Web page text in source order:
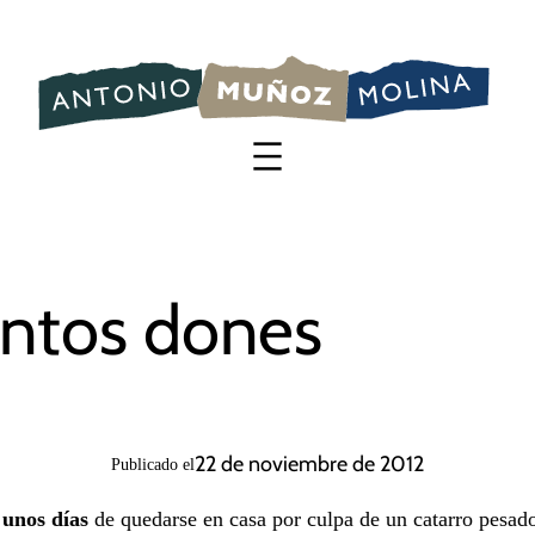
contenido
dones
Publicado el22 de noviembre de 2012
días de quedarse en casa por culpa de un catarro